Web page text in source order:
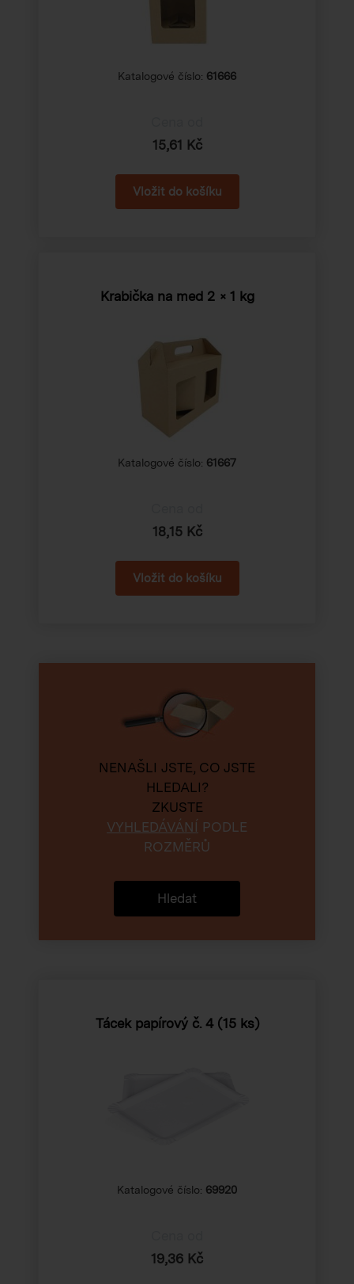
Katalogové číslo: 61666
15,61 Kč
Krabička na med 2 × 1 kg
Katalogové číslo: 61667
18,15 Kč
NENAŠLI JSTE, CO JSTE
HLEDALI?
ZKUSTE
VYHLEDÁVÁNÍ PODLE
ROZMĚRŮ
Hledat
Tácek papírový č. 4 (15 ks)
Katalogové číslo: 69920
19,36 Kč